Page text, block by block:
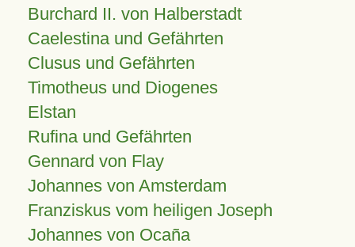
Burchard II. von Halberstadt
Caelestina und Gefährten
Clusus und Gefährten
Timotheus und Diogenes
Elstan
Rufina und Gefährten
Gennard von Flay
Johannes von Amsterdam
Franziskus vom heiligen Joseph
Johannes von Ocaña